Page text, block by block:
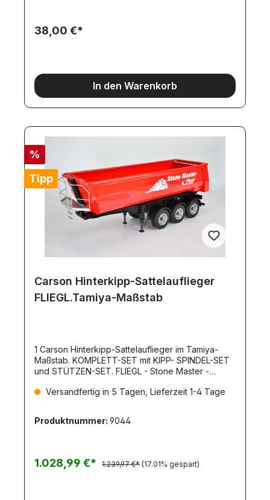
Platz frei für den Rampenantrieb!Lieferumfang:-
Servorahmen mit Ausschnitt für Servo 42x21mm-
Anwendung)Artikel 11961 (für kräftigere
Anwendung, Digitalservo)Artikel 12254 (für extrem
38,00 €*
In den Warenkorb
%
Tipp
Carson Hinterkipp-Sattelauflieger
FLIEGL.Tamiya-Maßstab
1 Carson Hinterkipp-Sattelauflieger im Tamiya-
Maßstab. KOMPLETT-SET mit KIPP- SPINDEL-SET
und STÜTZEN-SET. FLIEGL - Stone Master -
10kg. KOMPLETTSET mit Kippspindel, Kippmotor,
Bauanleitung.Heckklappe mit 2-Haken-
Verriegelung.Mulde und Rückwand aus
geliefert.Radaufhängungen aus GFK mit
LängslenkernLuftfederattrappen
Versandfertig in 5 Tagen, Lieferzeit 1-4 Tage
Produktnummer: 9044
1.028,99 €* 1.239,97 €* (17.01% gespart)